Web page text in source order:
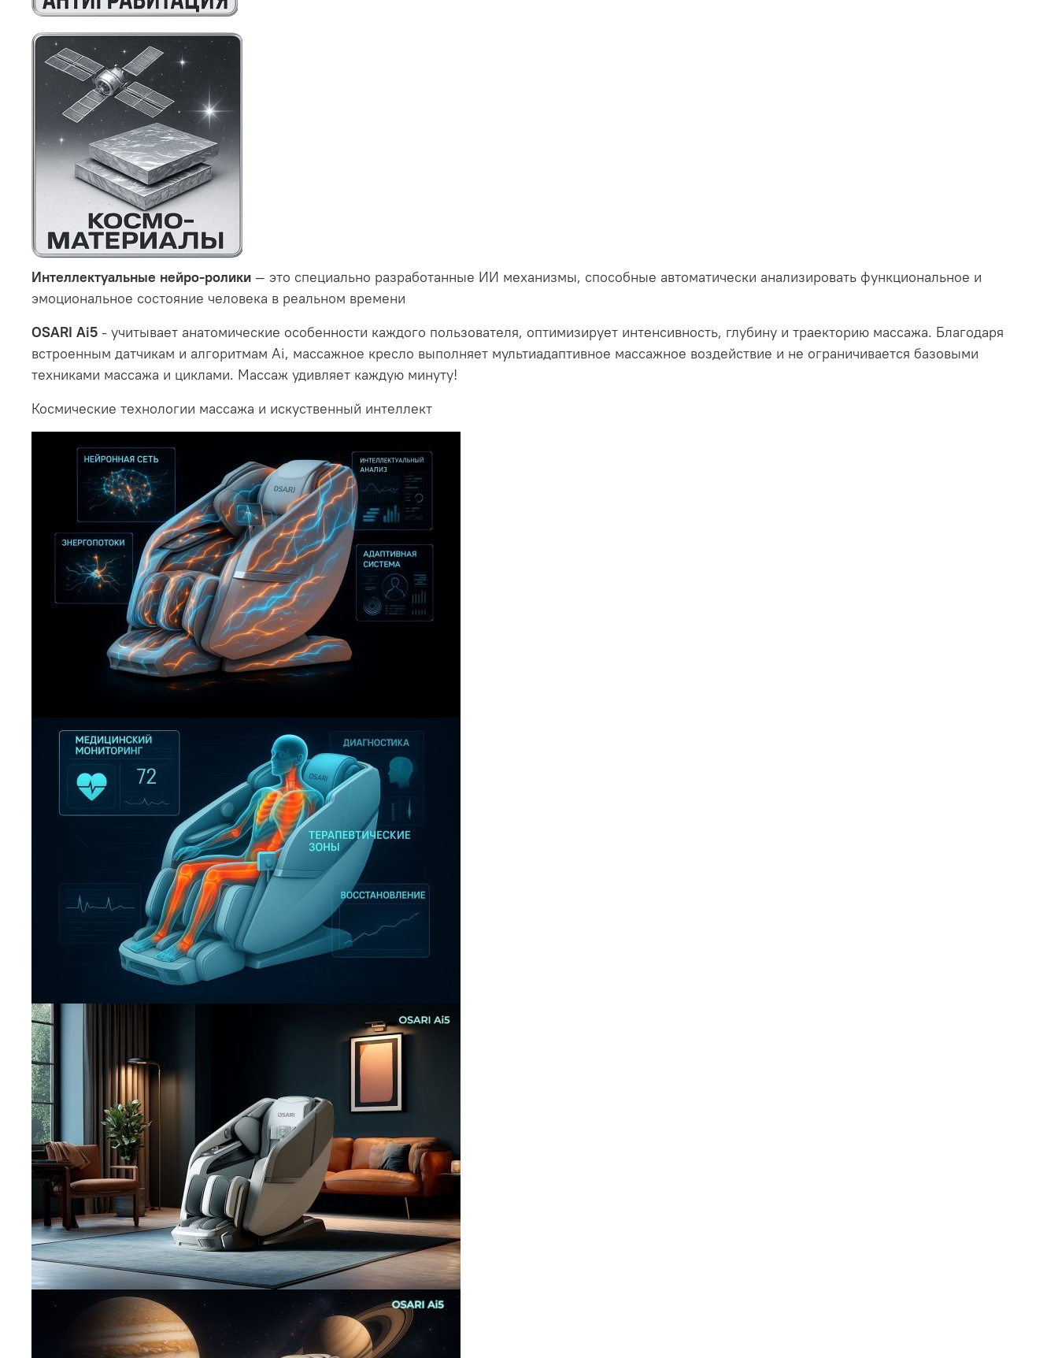
Интеллектуальные нейро-ролики — это специально разработанные ИИ механизмы, способные автоматически анализировать функциональное и
эмоциональное состояние человека в реальном времени
OSARI Ai5 - учитывает анатомические особенности каждого пользователя, оптимизирует интенсивность, глубину и траекторию массажа. Благодаря
вcтроенным датчикам и алгоритмам Ai, массажное кресло выполняет мультиадаптивное массажное воздействие и не ограничивается базовыми
техниками массажа и циклами. Массаж удивляет каждую минуту!
Космические технологии массажа и искуственный интеллект